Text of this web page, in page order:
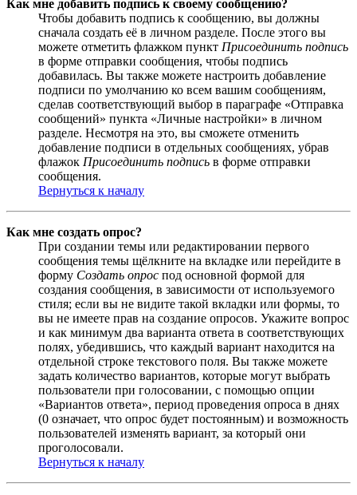
Как мне добавить подпись к своему сообщению?
Чтобы добавить подпись к сообщению, вы должны
сначала создать её в личном разделе. После этого вы
можете отметить флажком пункт Присоединить подпись
в форме отправки сообщения, чтобы подпись
добавилась. Вы также можете настроить добавление
подписи по умолчанию ко всем вашим сообщениям,
сделав соответствующий выбор в параграфе «Отправка
сообщений» пункта «Личные настройки» в личном
разделе. Несмотря на это, вы сможете отменить
добавление подписи в отдельных сообщениях, убрав
флажок Присоединить подпись в форме отправки
сообщения.
Вернуться к началу
Как мне создать опрос?
При создании темы или редактировании первого
сообщения темы щёлкните на вкладке или перейдите в
форму Создать опрос под основной формой для
создания сообщения, в зависимости от используемого
стиля; если вы не видите такой вкладки или формы, то
вы не имеете прав на создание опросов. Укажите вопрос
и как минимум два варианта ответа в соответствующих
полях, убедившись, что каждый вариант находится на
отдельной строке текстового поля. Вы также можете
задать количество вариантов, которые могут выбрать
пользователи при голосовании, с помощью опции
«Вариантов ответа», период проведения опроса в днях
(0 означает, что опрос будет постоянным) и возможность
пользователей изменять вариант, за который они
проголосовали.
Вернуться к началу